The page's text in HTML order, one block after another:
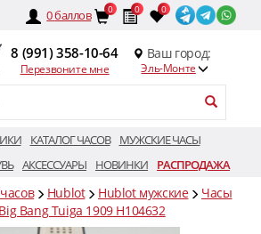
0баллов 0 0 0
8 (991) 358-10-64
Перезвоните мне
Ваш город:
Эль-Монте
КАТАЛОГ ЧАСОВ
МУЖСКИЕ ЧАСЫ
АКСЕССУАРЫ НОВИНКИ РАСПРОДАЖА
Hublot Hublot мужские
Часы
Bang Tuiga 1909 H104632